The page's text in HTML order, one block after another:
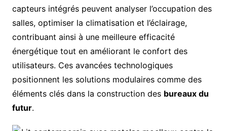
capteurs intégrés peuvent analyser l’occupation des
salles, optimiser la climatisation et l’éclairage,
contribuant ainsi à une meilleure efficacité
énergétique tout en améliorant le confort des
utilisateurs. Ces avancées technologiques
positionnent les solutions modulaires comme des
éléments clés dans la construction des bureaux du
futur.